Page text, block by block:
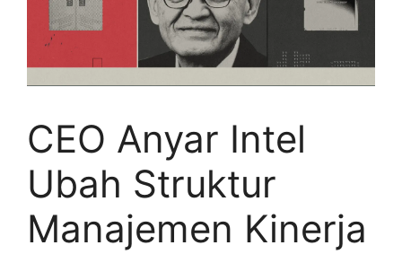
CEO Anyar Intel
Ubah Struktur
Manajemen Kinerja